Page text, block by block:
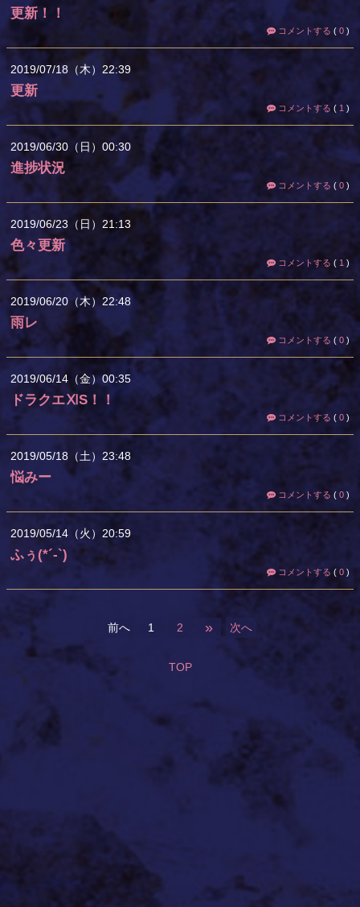
更新！！
コメントする ( 0 )
2019 07 18 （木） 22:39
更新
コメントする ( 1 )
2019 06 30 （日） 00:30
進捗状況
コメントする ( 0 )
2019 06 23 （日） 21:13
色々更新
コメントする ( 1 )
2019 06 20（木） 22:48
雨レ
コメントする ( 0 )
2019 06 14 （金）00:35
ドラクエⅪS！！
コメントする ( 0 )
2019 05 18 （土） 23:48
悩みー
コメントする ( 0 )
2019 05 14 （火） 20:59
ふぅ(*´-`)
コメントする ( 0 )
前へ 1 2 » 次へ
TOP